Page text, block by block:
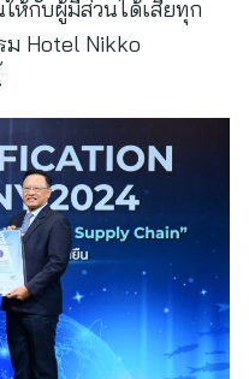
ห้กับผู้มีส่วนได้เสียทุก
ม Hotel Nikko